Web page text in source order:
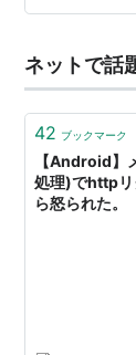
を一度見る
なか結びつ
有」の意…
ネットで話
42 ブックマーク
【Android】
処理)でhttpリ
ら怒られた